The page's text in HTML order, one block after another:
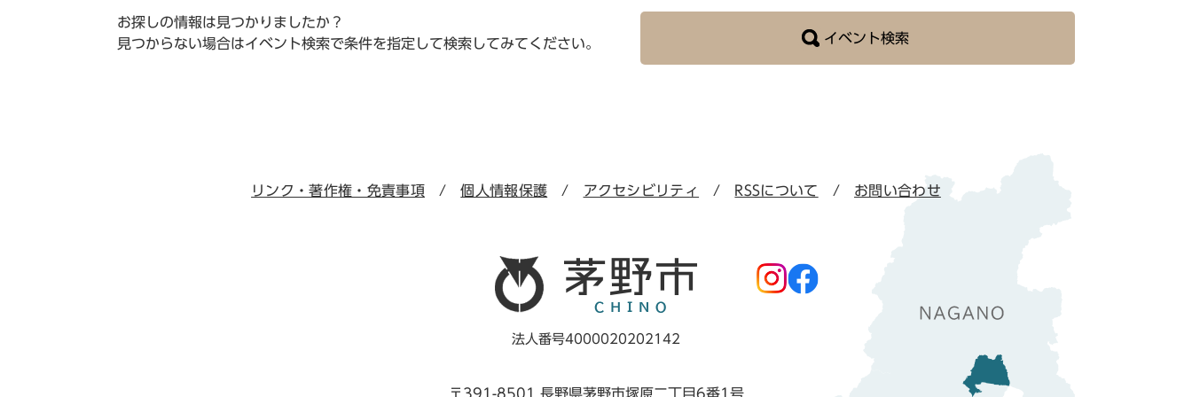
お探しの情報は見つかりましたか？
見つからない場合はイベント検索で条件を指定して検索してみてください。
イベント検索
リンク・著作権・免責事項 個人情報保護 アクセシビリティ RSSについて お問い合わせ
法人番号4000020202142
〒391-8501 長野県茅野市塚原二丁目6番1号